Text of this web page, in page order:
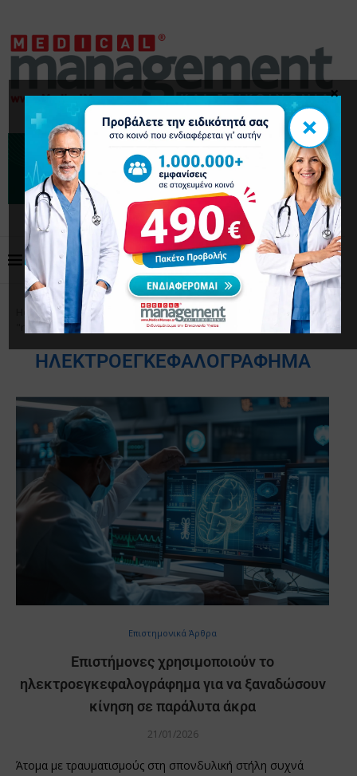
Home Tags
Posts tagged with
"ηλεκτροεγκεφαλογράφημα"
ΗΛΕΚΤΡΟΕΓΚΕΦΑΛΟΓΡΆΦΗΜΑ
Επιστημονικά Άρθρα
Επιστήμονες χρησιμοποιούν το
ηλεκτροεγκεφαλογράφημα για να ξαναδώσουν
κίνηση σε παράλυτα άκρα
21/01/2026
Άτομα με τραυματισμούς στη σπονδυλική στήλη συχνά
×
×